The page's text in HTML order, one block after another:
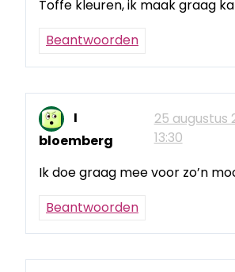
Toffe kleuren, ik maak graag
Beantwoorden
I
bloemberg
25 augustus
13:30
Ik doe graag mee voor zo’n
Beantwoorden